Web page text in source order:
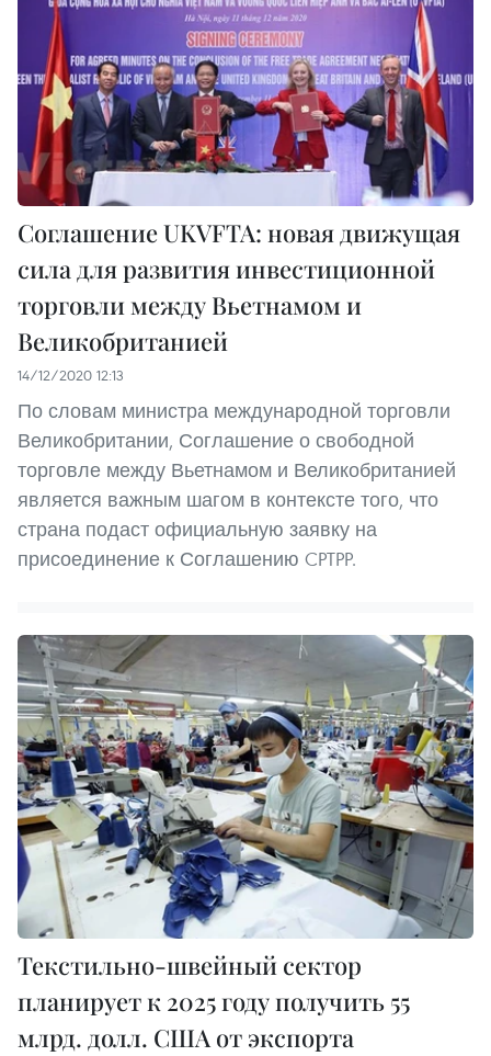
Соглашение UKVFTA: новая движущая
сила для развития инвестиционной
торговли между Вьетнамом и
Великобританией
14/12/2020 12:13
По словам министра международной торговли
Великобритании, Соглашение о свободной
торговле между Вьетнамом и Великобританией
является важным шагом в контексте того, что
страна подаст официальную заявку на
присоединение к Соглашению CPTPP.
Текстильно-швейный сектор
планирует к 2025 году получить 55
млрд. долл. США от экспорта